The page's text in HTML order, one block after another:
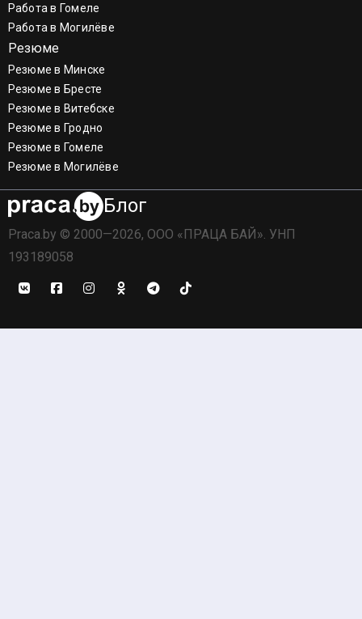
Работа в Гомеле
Работа в Могилёве
Резюме
Резюме в Минске
Резюме в Бресте
Резюме в Витебске
Резюме в Гродно
Резюме в Гомеле
Резюме в Могилёве
Блог
Praca.by © 2000—2026, ООО «ПРАЦА БАЙ». УНП
193189058